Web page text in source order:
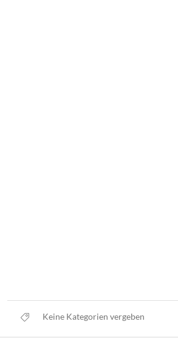
Keine Kategorien vergeben